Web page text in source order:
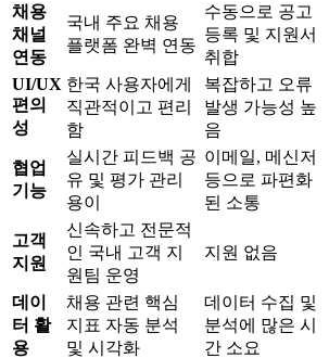
채용
채널
연동
국내 주요 채용
플랫폼 완벽 연동
수동으로 공고
등록 및 지원서
취합
UI/UX
편의
성
한국 사용자에게
직관적이고 편리
함
복잡하고 오류
발생 가능성 높
음
협업
기능
실시간 피드백 공
유 및 평가 관리
용이
이메일, 메신저
등으로 파편화
된 소통
고객
지원
신속하고 전문적
인 국내 고객 지
원팀 운영
지원 없음
데이
터 활
용
채용 관련 핵심
지표 자동 분석
및 시각화
데이터 수집 및
분석에 많은 시
간 소요